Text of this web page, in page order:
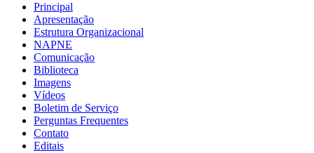
Principal
Apresentação
Estrutura Organizacional
NAPNE
Comunicação
Biblioteca
Imagens
Vídeos
Boletim de Serviço
Perguntas Frequentes
Contato
Editais